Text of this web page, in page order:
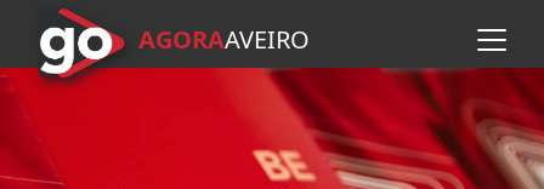
Avançar para o conteúdo
AGORAAVEIRO